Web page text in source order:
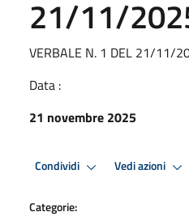
21/11/
VERBALE N. 1 DEL 21/11/
Data :
21 novembre 2025
Condividi Vedi azioni
Categorie: